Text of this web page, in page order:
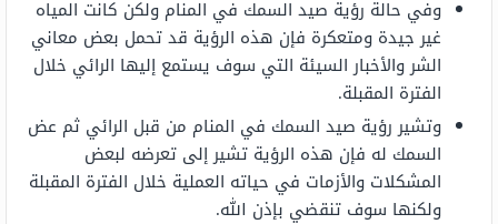
وفي حالة رؤية صيد السمك في المنام ولكن كانت المياه
غير جيدة ومتعكرة فإن هذه الرؤية قد تحمل بعض معاني
الشر والأخبار السيئة التي سوف يستمع إليها الرائي خلال
الفترة المقبلة.
وتشير رؤية صيد السمك في المنام من قبل الرائي ثم عض
السمك له فإن هذه الرؤية تشير إلى تعرضه لبعض
المشكلات والأزمات في حياته العملية خلال الفترة المقبلة
ولكنها سوف تنقضي بإذن الله.